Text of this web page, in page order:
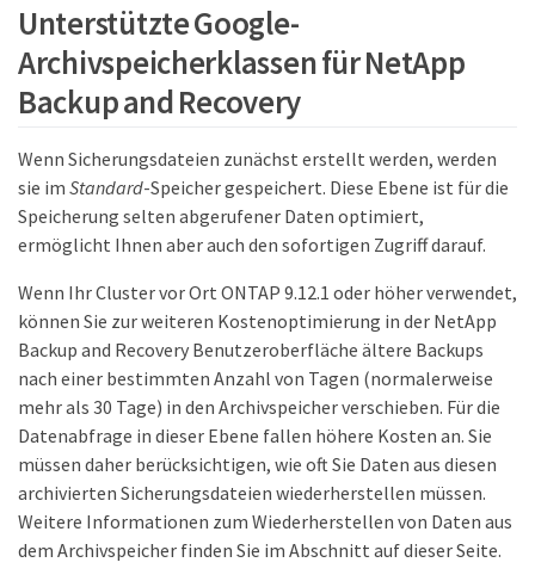
Unterstützte Google-
Archivspeicherklassen für NetApp
Backup and Recovery
Wenn Sicherungsdateien zunächst erstellt werden, werden
sie im Standard-Speicher gespeichert. Diese Ebene ist für die
Speicherung selten abgerufener Daten optimiert,
ermöglicht Ihnen aber auch den sofortigen Zugriff darauf.
Wenn Ihr Cluster vor Ort ONTAP 9.12.1 oder höher verwendet,
können Sie zur weiteren Kostenoptimierung in der NetApp
Backup and Recovery Benutzeroberfläche ältere Backups
nach einer bestimmten Anzahl von Tagen (normalerweise
mehr als 30 Tage) in den Archivspeicher verschieben. Für die
Datenabfrage in dieser Ebene fallen höhere Kosten an. Sie
müssen daher berücksichtigen, wie oft Sie Daten aus diesen
archivierten Sicherungsdateien wiederherstellen müssen.
Weitere Informationen zum Wiederherstellen von Daten aus
dem Archivspeicher finden Sie im Abschnitt auf dieser Seite.